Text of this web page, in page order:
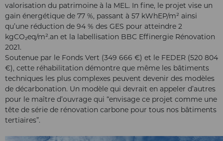
valorisation du patrimoine à la MEL. In fine, le projet vise un
gain énergétique de 77 %, passant à 57 kWhEP/m² ainsi
qu’une réduction de 94 % des GES pour atteindre 2
kgCO₂eq/m².an et la labellisation BBC Effinergie Rénovation
2021.
Soutenue par le Fonds Vert (349 666 €) et le FEDER (520 804
€), cette réhabilitation démontre que même les bâtiments
techniques les plus complexes peuvent devenir des modèles
de décarbonation. Un modèle qui devrait en appeler d’autres
pour le maître d’ouvrage qui “envisage ce projet comme une
tête de série de rénovation carbone pour tous nos bâtiments
tertiaires”.